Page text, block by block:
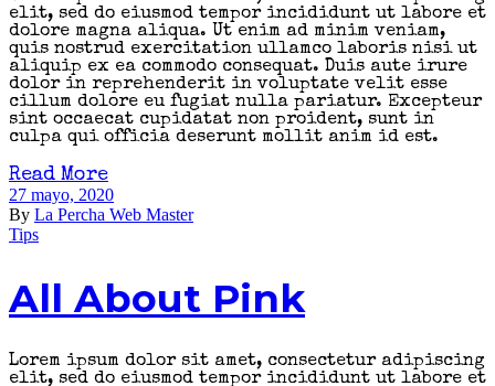
elit, sed do eiusmod tempor incididunt ut labore et
dolore magna aliqua. Ut enim ad minim veniam,
quis nostrud exercitation ullamco laboris nisi ut
aliquip ex ea commodo consequat. Duis aute irure
dolor in reprehenderit in voluptate velit esse
cillum dolore eu fugiat nulla pariatur. Excepteur
sint occaecat cupidatat non proident, sunt in
culpa qui officia deserunt mollit anim id est.
Read More
27 mayo, 2020
By La Percha Web Master
Tips
All About Pink
Lorem ipsum dolor sit amet, consectetur adipiscing
elit, sed do eiusmod tempor incididunt ut labore et